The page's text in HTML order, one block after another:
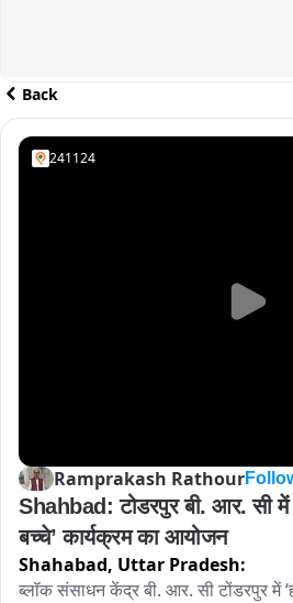
Back
241124
Ramprakash Rathour
Shahbad: टोडरपुर बी. आर. सी में
बच्चे’ कार्यक्रम का आयोजन
Shahabad, Uttar Pradesh:
ब्लॉक संसाधन केंद्र बी. आर. सी टोंडरपुर में